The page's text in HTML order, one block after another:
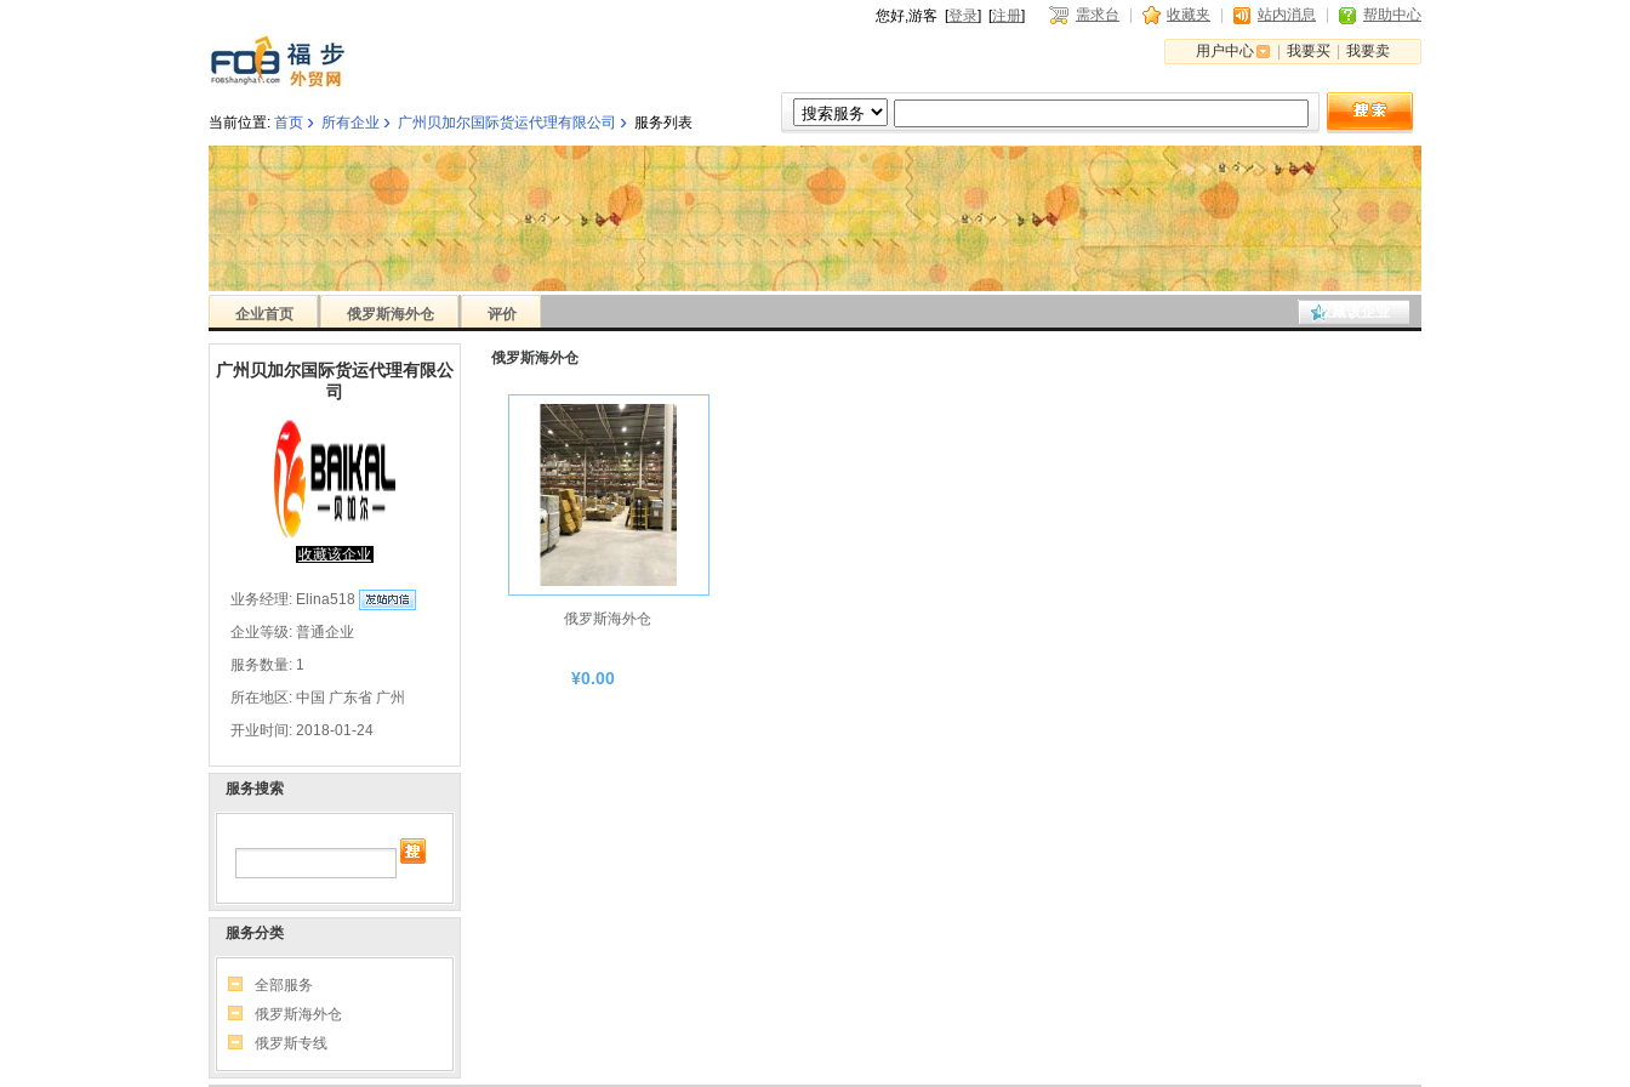
您好,游客 [登录] [注册] 需求台 收藏夹 站内消息 帮助中心
用户中心 我要买 我要卖
当前位置: 首页 › 所有企业 › 广州贝加尔国际货运代理有限公司 › 服务列表
企业首页 俄罗斯海外仓 评价 收藏该企业
广州贝加尔国际货运代理有限公
司
收藏该企业
业务经理: Elina518
企业等级: 普通企业
服务数量: 1
所在地区: 中国 广东省 广州
开业时间: 2018-01-24
服务搜索
服务分类
全部服务
俄罗斯海外仓
俄罗斯专线
俄罗斯海外仓
俄罗斯海外仓
¥0.00